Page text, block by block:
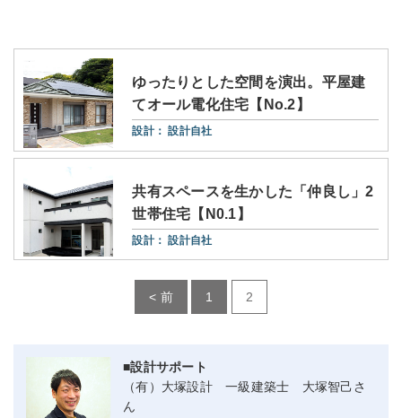
ゆったりとした空間を演出。平屋建
てオール電化住宅【No.2】
設計： 設計自社
共有スペースを生かした「仲良し」2
世帯住宅【N0.1】
設計： 設計自社
< 前 1 2
■設計サポート
（有）大塚設計 一級建築士 大塚智己さ
ん